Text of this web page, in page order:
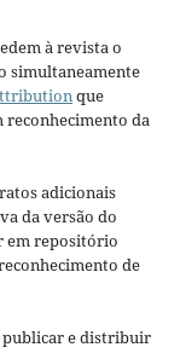
à revista o
simultaneamente
que
da
adicionais
da versão do
em repositório
de
publicar e distribuir